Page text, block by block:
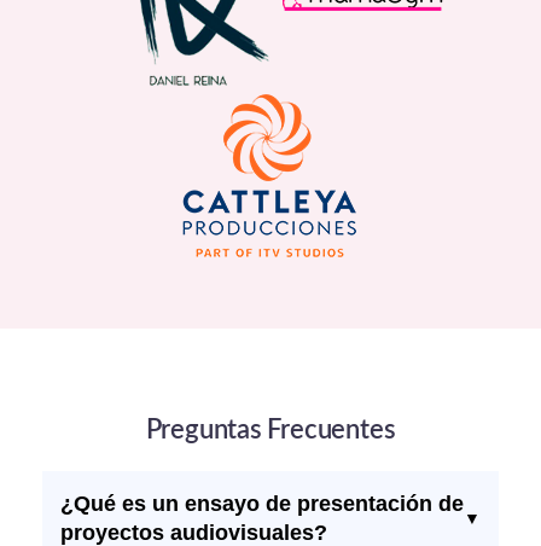
Preguntas Frecuentes
¿Qué es un ensayo de presentación de
proyectos audiovisuales?
▼